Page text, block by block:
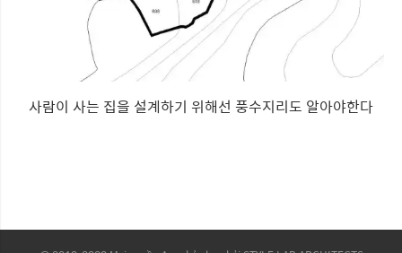
사람이 사는 집을 설계하기 위해선 풍수지리도 알아야한다